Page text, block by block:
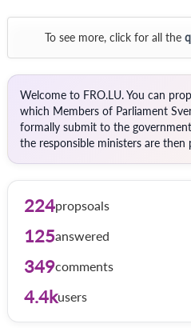
To see more, click for all the
Welcome to FRO.LU. You can
which Members of Parliament
formally submit to the
the responsible ministers are
224propsoals
125answered
349comments
4.4kusers